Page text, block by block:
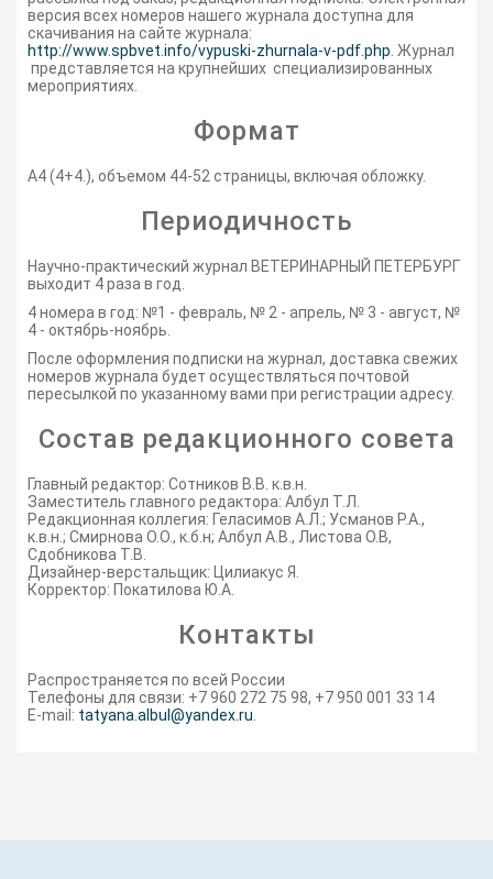
версия всех номеров нашего журнала доступна для
скачивания на сайте журнала:
http://www.spbvet.info/vypuski-zhurnala-v-pdf.php . Журнал
представляется на крупнейших специализированных
мероприятиях.
Формат
А4 (4+4.), объемом 44-52 страницы, включая обложку.
Периодичность
Научно-практический журнал ВЕТЕРИНАРНЫЙ ПЕТЕРБУРГ
выходит 4 раза в год.
4 номера в год: №1 - февраль, № 2 - апрель, № 3 - август, №
4 - октябрь-ноябрь.
После оформления подписки на журнал, доставка свежих
номеров журнала будет осуществляться почтовой
пересылкой по указанному вами при регистрации адресу.
Состав редакционного совета
Главный редактор: Сотников В.В. к.в.н.
Заместитель главного редактора: Албул Т.Л.
Редакционная коллегия: Геласимов А.Л.; Усманов Р.А.,
к.в.н.; Смирнова О.О., к.б.н; Албул А.В., Листова О.В,
Сдобникова Т.В.
Дизайнер-верстальщик: Цилиакус Я.
Корректор: Покатилова Ю.А.
Контакты
Распространяется по всей России
Телефоны для связи: +7 960 272 75 98, +7 950 001 33 14
E-mail: tatyana.albul@yandex.ru